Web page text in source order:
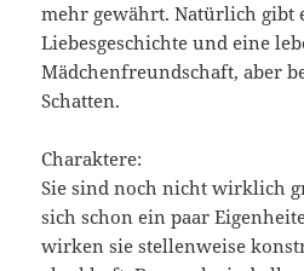
mehr gewährt. Natürlich gibt
Liebesgeschichte und eine
Mädchenfreundschaft, aber
Schatten.
Charaktere:
Sie sind noch nicht wirklich
sich schon ein paar
wirken sie stellenweise